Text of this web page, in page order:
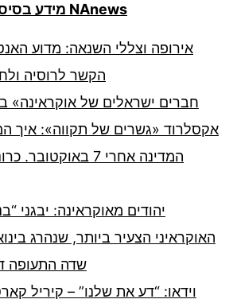
!! מידע בסיסי חדשות ישראל NAnews
אירופה וצללי השנאה: מדוע
הקשר לרוסיה
אקסלרוד «גשרים של תקווה»: איך
המדינה אחרי 7 באוקטובר. כרוניקה של רוח האדם
יהודים מאוקראינה: יבגני
שדה התעופה
וידאו: “דע את שלנו” – קיריל